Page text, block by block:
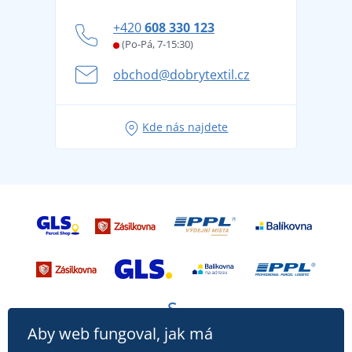
Věrnostní program BONTIS +
Letní dobrodružství začíná balením aneb připravte
se na dovolenou bez starostí
+420608 330 123
(Po-Pá, 7-15:30)
obchod@dobrytextil.cz
Kde nás najdete
Aby web fungoval, jak má